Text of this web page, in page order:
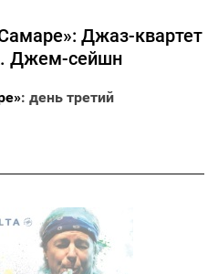
Джаз-квартет
Джем-сейшн
: день третий